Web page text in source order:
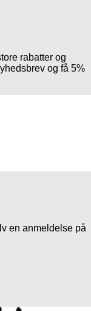
rabatter og
og få 5%
en anmeldelse på